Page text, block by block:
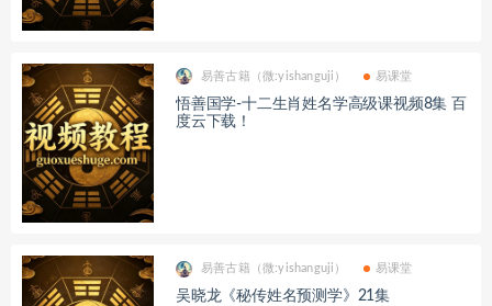
易善古籍（微:yishanguji） 易课堂
悟善国学-十二生肖姓名学高级课视频8集 百
度云下载！
易善古籍（微:yishanguji） 易课堂
吴晓龙《秘传姓名预测学》21集